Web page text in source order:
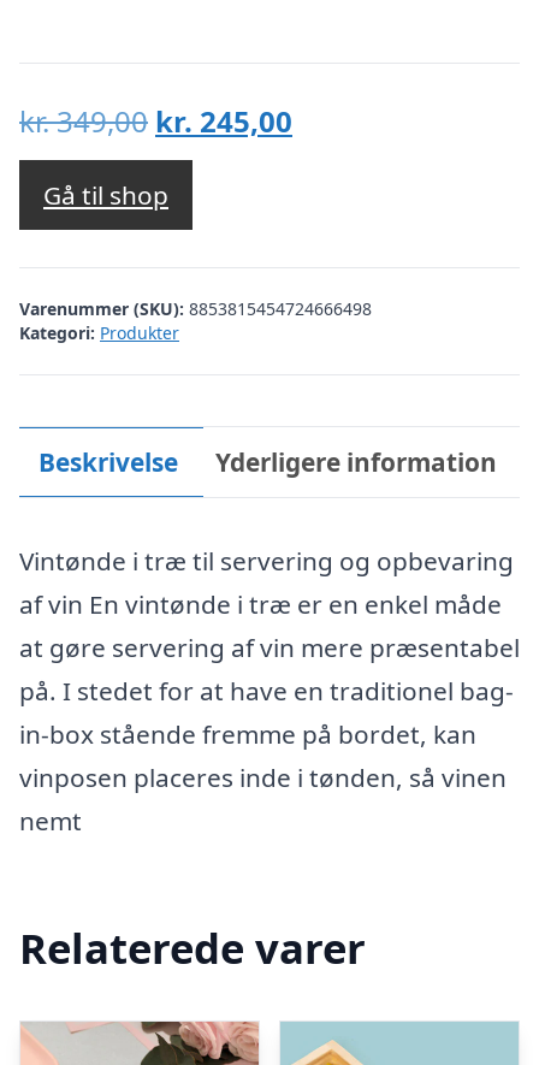
kr.349,00 Den
oprindelige
pris
var:
kr. 349,00.
kr. 245,00
kr. 245,00.
Gå til shop
Varenummer (SKU): 8853815454724666498
Kategori: Produkter
Beskrivelse Yderligere information
Vintønde i træ til servering og opbevaring
af vin En vintønde i træ er en enkel måde
at gøre servering af vin mere præsentabel
på. I stedet for at have en traditionel bag-
in-box stående fremme på bordet, kan
vinposen placeres inde i tønden, så vinen
nemt
Relaterede varer